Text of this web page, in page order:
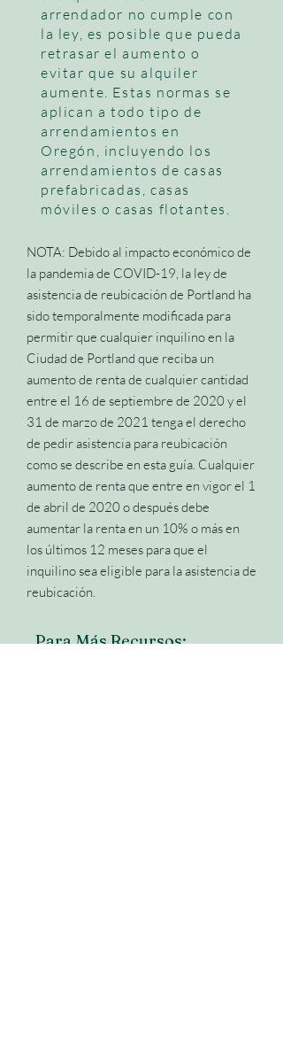
arrendador no cumple con
la ley, es posible que pueda
retrasar el aumento o
evitar que su alquiler
aumente. Estas normas se
aplican a todo tipo de
arrendamientos en
Oregón, incluyendo los
arrendamientos de casas
prefabricadas, casas
móviles o casas flotantes.
NOTA: Debido al impacto económico de
la pandemia de COVID-19, la ley de
asistencia de reubicación de Portland ha
sido temporalmente modificada para
permitir que cualquier inquilino en la
Ciudad de Portland que reciba un
aumento de renta de cualquier cantidad
entre el 16 de septiembre de 2020 y el
31 de marzo de 2021 tenga el derecho
de pedir asistencia para reubicación
como se describe en esta guía. Cualquier
aumento de renta que entre en vigor el 1
de abril de 2020 o después debe
aumentar la renta en un 10% o más en
los últimos 12 meses para que el
inquilino sea eligible para la asistencia de
reubicación.
Para Más Recursos: